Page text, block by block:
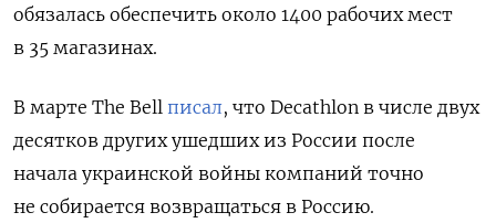
обязалась обеспечить около 1400 рабочих мест
в 35 магазинах.
В марте The Bell писал, что Decathlon в числе двух
десятков других ушедших из России после
начала украинской войны компаний точно
не собирается возвращаться в Россию.